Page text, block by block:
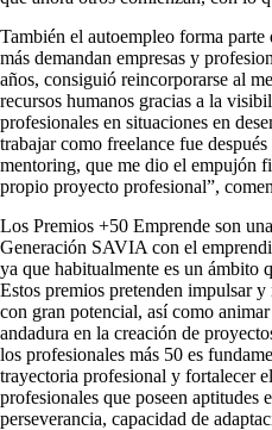
También el autoempleo forma parte
más demandan empresas y
años, consiguió reincorporarse al
recursos humanos gracias a la
profesionales en situaciones en
trabajar como freelance fue
mentoring, que me dio el empujón
propio proyecto profesional”,
Los Premios +50 Emprende son
Generación SAVIA con el
ya que habitualmente es un ámbito
Estos premios pretenden impulsar
con gran potencial, así como
andadura en la creación de
los profesionales más 50 es
trayectoria profesional y fortalecer
profesionales que poseen aptitudes
perseverancia, capacidad de